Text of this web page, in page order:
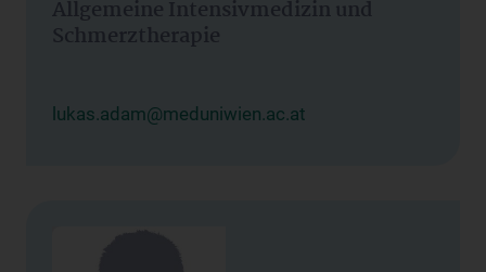
Allgemeine Intensivmedizin und
Schmerztherapie
lukas.adam@meduniwien.ac.at